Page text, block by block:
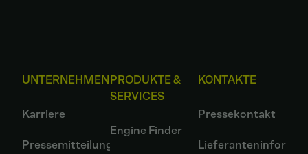
UNTERNEHMEN
Karriere
Pressemitteilungen
PRODUKTE &
SERVICES
Engine Finder
KONTAKTE
Pressekontakt